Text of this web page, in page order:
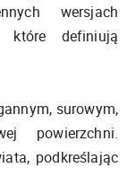
wersjach
które definiują
surowym,
powierzchni.
podkreślając